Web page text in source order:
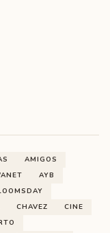
AMIGOS
AYB
CHAVEZ
CINE